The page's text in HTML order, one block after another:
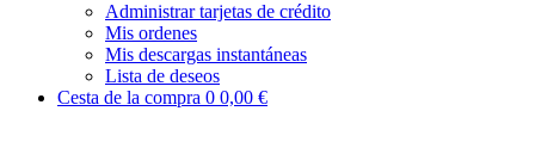
Administrar tarjetas de crédito
Mis ordenes
Mis descargas instantáneas
Lista de deseos
Cesta de la compra 0 0,00 €